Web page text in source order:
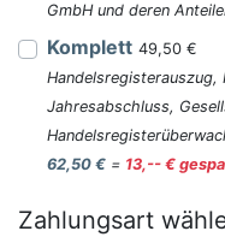
GmbH und deren
Komplett 49,50 €
Handelsregisterauszug,
Jahresabschluss,
62,50 € = 13,-- €
Zahlungsart